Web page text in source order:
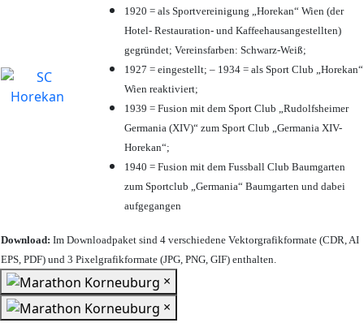
1920 = als Sportvereinigung „Horekan“ Wien (der
Hotel- Restauration- und Kaffeehausangestellten)
gegründet; Vereinsfarben: Schwarz-Weiß;
1927 = eingestellt; – 1934 = als Sport Club „Horekan“
Wien reaktiviert;
1939 = Fusion mit dem Sport Club „Rudolfsheimer
Germania (XIV)“ zum Sport Club „Germania XIV-
Horekan“;
1940 = Fusion mit dem Fussball Club Baumgarten
zum Sportclub „Germania“ Baumgarten und dabei
aufgegangen
Download: Im Downloadpaket sind 4 verschiedene Vektorgrafikformate (CDR, AI
EPS, PDF) und 3 Pixelgrafikformate (JPG, PNG, GIF) enthalten.
×
×